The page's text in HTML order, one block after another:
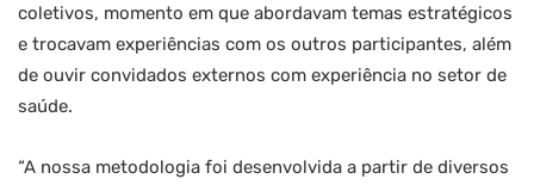
coletivos, momento em que abordavam temas estratégicos
e trocavam experiências com os outros participantes, além
de ouvir convidados externos com experiência no setor de
saúde.
“A nossa metodologia foi desenvolvida a partir de diversos